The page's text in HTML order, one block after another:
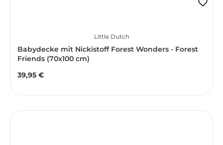
Little Dutch
Babydecke mit Nickistoff Forest Wonders - Forest
Friends (70x100 cm)
Regulärer Preis:
39,95 €